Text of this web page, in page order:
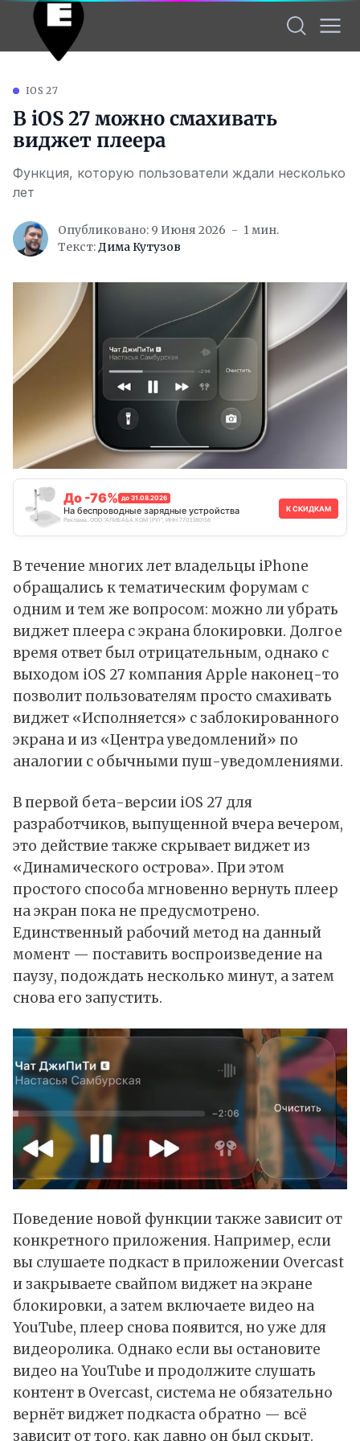
IOS 27
В iOS 27 можно смахивать
виджет плеера
Функция, которую пользователи ждали несколько
лет
Опубликовано: 9 Июня 2026
1 мин.
Текст:Дима Кутузов
До -76% до 31.08.2026
На беспроводные зарядные устройства
Реклама. ООО "АЛИБАБА.КОМ (РУ)", ИНН 7703380158
К СКИДКАМ
В течение многих лет владельцы iPhone
обращались к тематическим форумам с
одним и тем же вопросом: можно ли убрать
виджет плеера с экрана блокировки. Долгое
время ответ был отрицательным, однако с
выходом iOS 27 компания Apple наконец-то
позволитпользователям просто смахивать
виджет «Исполняется» с заблокированного
экрана и из «Центра уведомлений» по
аналогии с обычными пуш-уведомлениями.
В первой бета-версии iOS 27 для
разработчиков, выпущенной вчера вечером,
это действие также скрывает виджет из
«Динамического острова». При этом
простого способа мгновенно вернуть плеер
на экран пока не предусмотрено.
Единственный рабочий метод на данный
момент — поставить воспроизведение на
паузу, подождать несколько минут, а затем
снова его запустить.
Поведение новой функции также зависит от
конкретного приложения. Например, если
вы слушаете подкаст в приложении Overcast
и закрываете свайпом виджет на экране
блокировки, а затем включаете видео на
YouTube, плеер снова появится, но уже для
видеоролика. Однако если вы остановите
видео на YouTube и продолжите слушать
контент в Overcast, система не обязательно
вернёт виджет подкаста обратно — всё
зависит от того, как давно он был скрыт.